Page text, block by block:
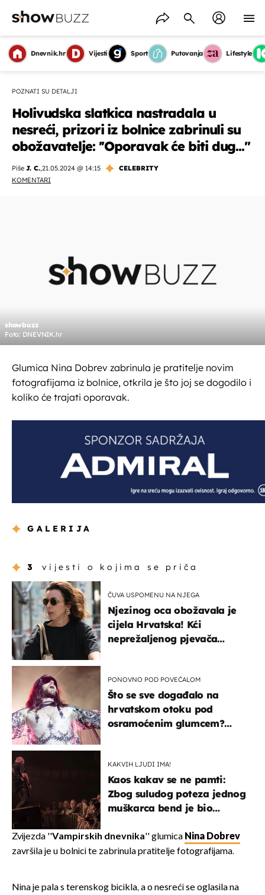
Dnevnik.hr Vijesti Sport Putovanja Lifestyle
POZNATI SU DETALJI
Holivudska slatkica nastradala u
nesreći, prizori iz bolnice zabrinuli su
obožavatelje: ''Oporavak će biti dug...''
Piše J. C.,21.05.2024 @ 14:15
CELEBRITY
KOMENTARI
showbuzz
Foto: DNEVNIK.hr
Glumica Nina Dobrev zabrinula je pratitelje novim
fotografijama iz bolnice, otkrila je što joj se dogodilo i
koliko će trajati oporavak.
GALERIJA
3 vijesti o kojima se priča
ČUVA USPOMENU NA NJEGA
Njezinog oca obožavala je
cijela Hrvatska! Kći
neprežaljenog pjevača
PONOVNO POD POVEĆALOM
Što se sve događalo na
hrvatskom otoku pod
osramoćenim glumcem?
KAKVIH LJUDI IMA!
Kaos kakav se ne pamti:
Zbog suludog poteza jednog
muškarca bend je bio
Zvijezda ''Vampirskih dnevnika'' glumica Nina Dobrev
završila je u bolnici te zabrinula pratitelje fotografijama.
Nina je pala s terenskog bicikla, a o nesreći se oglasila na